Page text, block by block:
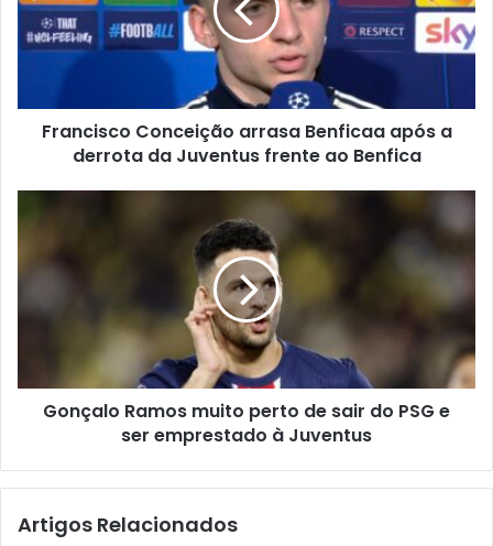
Francisco Conceição arrasa Benficaa após a
derrota da Juventus frente ao Benfica
Gonçalo Ramos muito perto de sair do PSG e
ser emprestado à Juventus
Artigos Relacionados